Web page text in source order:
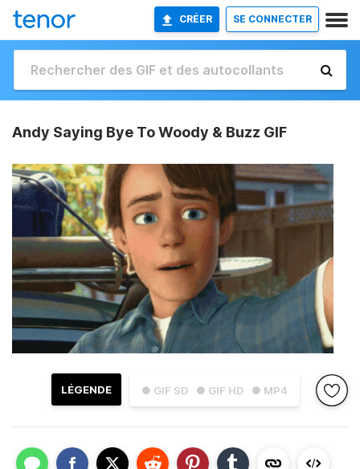
CRÉER SE CONNECTER
Andy Saying Bye To Woody & Buzz GIF
● GIF SD ● GIF HD ● MP4
LÉGENDE